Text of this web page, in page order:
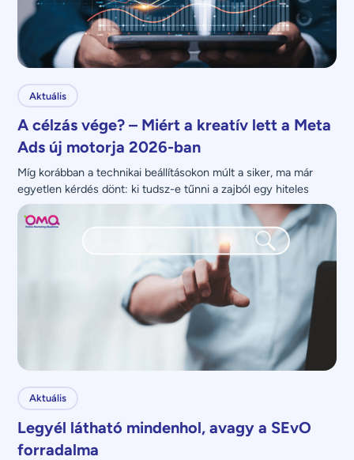
Aktuális
A célzás vége? – Miért a kreatív lett a Meta
Ads új motorja 2026-ban
Míg korábban a technikai beállításokon múlt a siker, ma már
egyetlen kérdés dönt: ki tudsz-e tűnni a zajból egy hiteles
üzenettel?
Aktuális
Legyél látható mindenhol, avagy a SEvO
forradalma